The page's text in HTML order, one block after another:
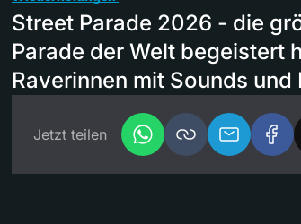
Street Parade 2026 - die
Parade der Welt begeistert
Raverinnen mit Sounds und
Jetzt teilen